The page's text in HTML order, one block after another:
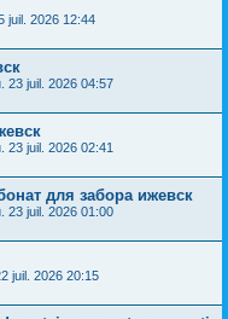
juil. 2026 12:44
23 juil. 2026 04:57
23 juil. 2026 02:41
для забора ижевск
23 juil. 2026 01:00
juil. 2026 20:15